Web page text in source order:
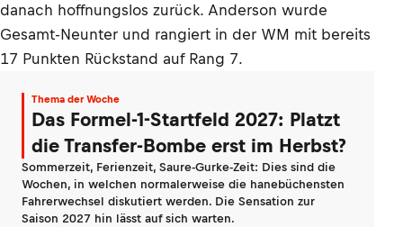
danach hoffnungslos zurück. Anderson wurde
Gesamt-Neunter und rangiert in der WM mit bereits
17 Punkten Rückstand auf Rang 7.
Thema der Woche
Das Formel-1-Startfeld 2027: Platzt
die Transfer-Bombe erst im Herbst?
Sommerzeit, Ferienzeit, Saure-Gurke-Zeit: Dies sind die
Wochen, in welchen normalerweise die hanebüchensten
Fahrerwechsel diskutiert werden. Die Sensation zur
Saison 2027 hin lässt auf sich warten.